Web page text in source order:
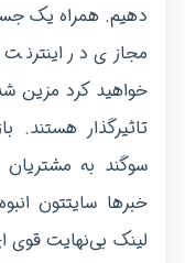
دهیم. همراه یک
مجازی در
خواهید کرد مزین
تاثیرگذار
سوگند به
خبرها سایتتون
لینک بی‌نهایت